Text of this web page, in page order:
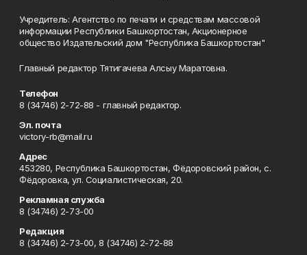
Учредитель: Агентство по печати и средствам массовой
информации Республики Башкортостан, Акционерное
общество Издательский дом "Республика Башкортостан"
Главный редактор Тятигачева Алсыу Маратовна.
Телефон
8 (34746) 2-72-88 - главный редактор.
Эл. почта
victory-rb@mail.ru
Адрес
453280, Республика Башкортостан, Фёдоровский район, с.
Фёдоровка, ул. Социалистическая, 20.
Рекламная служба
8 (34746) 2-73-00
Редакция
8 (34746) 2-73-00, 8 (34746) 2-72-88